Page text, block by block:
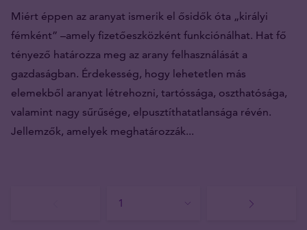
Miért éppen az aranyat ismerik el ősidők óta „királyi
fémként” –amely fizetőeszközként funkciónálhat. Hat fő
tényező határozza meg az arany felhasználását a
gazdaságban. Érdekesség, hogy lehetetlen más
elemekből aranyat létrehozni, tartóssága, oszthatósága,
valamint nagy sűrűsége, elpusztíthatatlansága révén.
Jellemzők, amelyek meghatározzák...